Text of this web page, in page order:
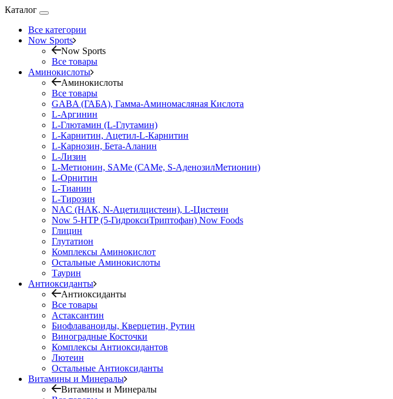
Каталог
Все категории
Now Sports
Now Sports
Все товары
Аминокислоты
Аминокислоты
Все товары
GABA (ГАБА), Гамма-Аминомасляная Кислота
L-Аргинин
L-Глютамин (L-Глутамин)
L-Карнитин, Ацетил-L-Карнитин
L-Карнозин, Бета-Аланин
L-Лизин
L-Метионин, SAMe (САМе, S-АденозилМетионин)
L-Орнитин
L-Тианин
L-Тирозин
NAC (НАК, N-Ацетилцистеин), L-Цистеин
Now 5-HTP (5-ГидроксиТриптофан) Now Foods
Глицин
Глутатион
Комплексы Аминокислот
Остальные Аминокислоты
Таурин
Антиоксиданты
Антиоксиданты
Все товары
Астаксантин
Биофлаваноиды, Кверцетин, Рутин
Виноградные Косточки
Комплексы Антиоксидантов
Лютеин
Остальные Антиоксиданты
Витамины и Минералы
Витамины и Минералы